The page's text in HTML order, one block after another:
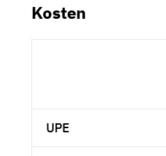
Kosten
UPE